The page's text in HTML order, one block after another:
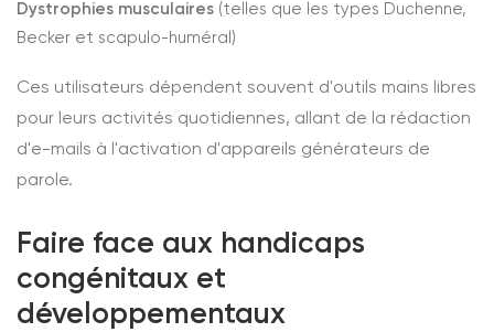
Dystrophies musculaires (telles que les types Duchenne,
Becker et scapulo-huméral)
Ces utilisateurs dépendent souvent d'outils mains libres
pour leurs activités quotidiennes, allant de la rédaction
d'e-mails à l'activation d'appareils générateurs de
parole.
Faire face aux handicaps
congénitaux et
développementaux